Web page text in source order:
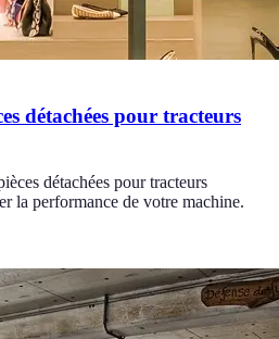
détachées pour tracteurs
détachées pour tracteurs
la performance de votre machine.